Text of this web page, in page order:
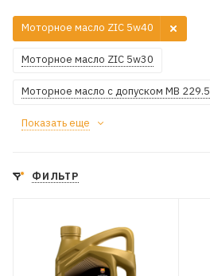
Моторное масло ZIC 5w40
Моторное масло ZIC 5w30
Моторное масло с допуском MB 229.5
Показать еще
ФИЛЬТР